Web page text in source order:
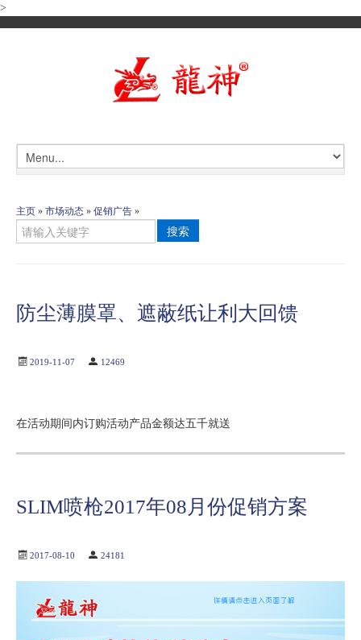
>
主页 » 市场动态 » 促销广告 »
搜索
防尘薄膜罩、遮蔽纸让利大回馈
2019-11-07 12469
在活动期间内订购活动产品金额达五千就送
SLIM喷枪2017年08月份促销方案
2017-08-10 24181